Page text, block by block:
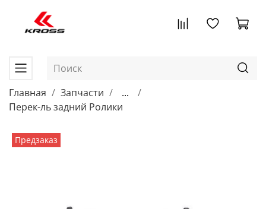
Главная Запчасти
...
Перек-ль задний Ролики
Предзаказ